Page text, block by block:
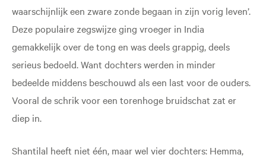
waarschijnlijk een zware zonde begaan in zijn vorig leven’.
Deze populaire zegswijze ging vroeger in India
gemakkelijk over de tong en was deels grappig, deels
serieus bedoeld. Want dochters werden in minder
bedeelde middens beschouwd als een last voor de ouders.
Vooral de schrik voor een torenhoge bruidschat zat er
diep in.
Shantilal heeft niet één, maar wel vier dochters: Hemma,